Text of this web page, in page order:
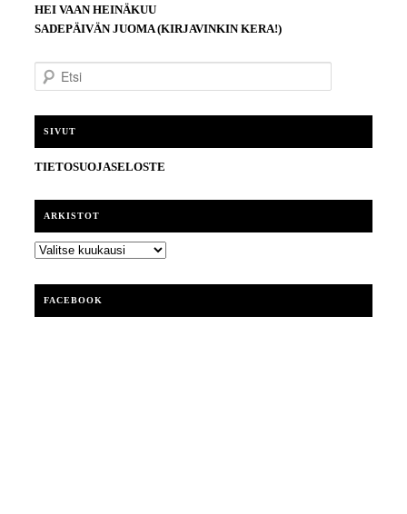
HEI VAAN HEINÄKUU
SADEPÄIVÄN JUOMA (KIRJAVINKIN KERA!)
t
SIVUT
TIETOSUOJASELOSTE
ARKISTOT
ARKISTOT
FACEBOOK